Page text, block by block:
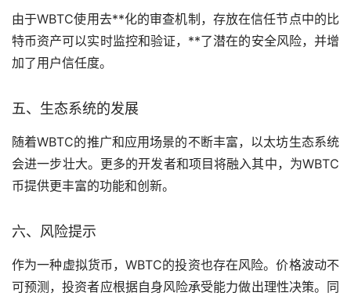
由于WBTC使用去**化的审查机制，存放在信任节点中的比
特币资产可以实时监控和验证，**了潜在的安全风险，并增
加了用户信任度。
五、生态系统的发展
随着WBTC的推广和应用场景的不断丰富，以太坊生态系统
会进一步壮大。更多的开发者和项目将融入其中，为WBTC
币提供更丰富的功能和创新。
六、风险提示
作为一种虚拟货币，WBTC的投资也存在风险。价格波动不
可预测，投资者应根据自身风险承受能力做出理性决策。同